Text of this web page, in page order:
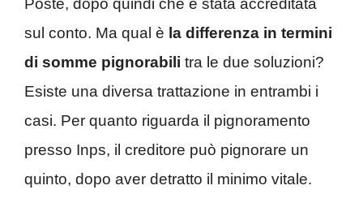
Poste, dopo quindi che è stata accreditata
sul conto. Ma qual è la differenza in termini
di somme pignorabili tra le due soluzioni?
Esiste una diversa trattazione in entrambi i
casi. Per quanto riguarda il pignoramento
presso Inps, il creditore può pignorare un
quinto, dopo aver detratto il minimo vitale.